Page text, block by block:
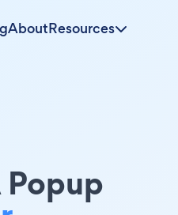
AboutResources
Popup